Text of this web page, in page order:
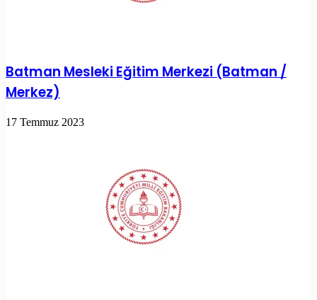
Batman Mesleki Eğitim Merkezi (Batman /
Merkez)
17 Temmuz 2023